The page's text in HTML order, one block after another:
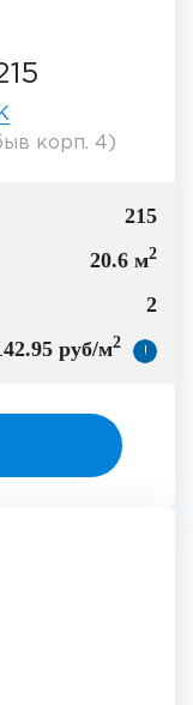
корп. 4)
215
20.6 м2
2
руб/м2 !